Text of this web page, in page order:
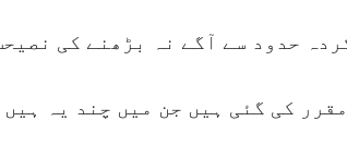
حدود سے آگے نہ بڑھنے کی
کی گئی ہیں جن میں چند یہ ہیں